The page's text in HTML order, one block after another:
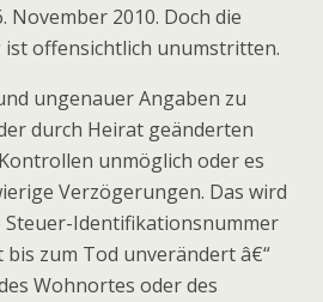
November 2010. Doch die
ist offensichtlich unumstritten.
ungenauer Angaben zu
durch Heirat geänderten
unmöglich oder es
Verzögerungen. Das wird
Steuer-Identifikationsnummer
zum Tod unverändert â€“
Wohnortes oder des